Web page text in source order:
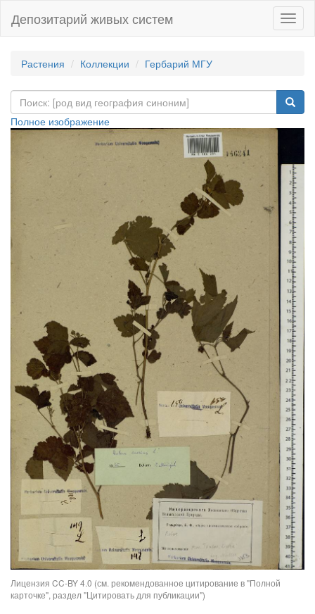
Депозитарий живых систем
Растения Коллекции Гербарий МГУ
Полное изображение
Лицензия CC-BY 4.0 (см. рекомендованное цитирование в "Полной
карточке", раздел "Цитировать для публикации")